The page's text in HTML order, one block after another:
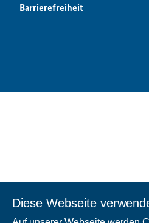
Diese Webseite
Barrierefreiheit